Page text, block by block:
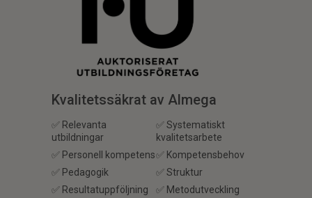
Kvalitetssäkrat av Almega
✅ Relevanta
utbildningar
✅ Personell kompetens
✅ Pedagogik
✅ Resultatuppföljning
✅ Systematiskt
kvalitetsarbete
✅ Kompetensbehov
✅ Struktur
✅ Metodutveckling